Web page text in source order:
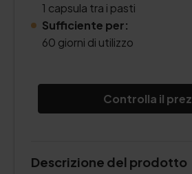
1 capsula tra i pasti
Sufficiente per:
60 giorni di utilizzo
Controlla il
Descrizione del prodotto